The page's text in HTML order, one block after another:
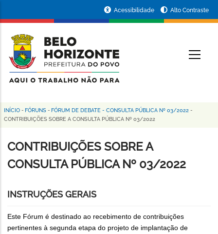
conteúdo
principal
da
Prefeitura
de
Horizonte
Acessibilidade Alto Contraste
Trilha
navegação
INÍCIO - FÓRUNS - FÓRUM DE DEBATE - CONSULTA PÚBLICA Nº 03/2022 -
CONTRIBUIÇÕES SOBRE A CONSULTA PÚBLICA Nº 03/2022
CONTRIBUIÇÕES SOBRE A
CONSULTA PÚBLICA Nº 03/2022
INSTRUÇÕES GERAIS
Este Fórum é destinado ao recebimento de contribuições
pertinentes à segunda etapa do projeto de implantação de